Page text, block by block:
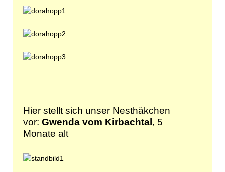
Hier stellt sich unser Nesthäkchen
vor: Gwenda vom Kirbachtal, 5
Monate alt